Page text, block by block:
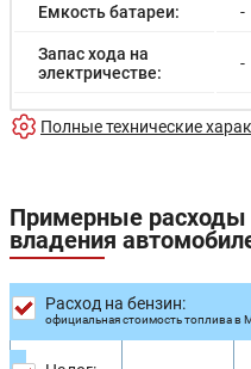
Емкость батареи: -
Запас хода на
электричестве:
-
Время зарядки: -
Разгон до 100км/
час:
-
скорость:
Расход в
Полные технические
Примерные расходы
владения
Расход на бензин:
официальная стоимость топлива в